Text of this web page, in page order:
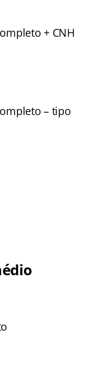
+ CNH
– tipo